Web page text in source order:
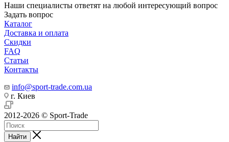
Наши специалисты ответят на любой интересующий вопрос
Задать вопрос
Каталог
Доставка и оплата
Скидки
FAQ
Статьи
Контакты
info@sport-trade.com.ua
г. Киев
2012-2026 © Sport-Trade
Найти